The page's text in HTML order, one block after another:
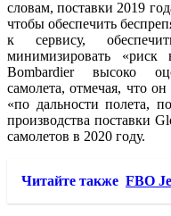
словам, поставки 2019
чтобы обеспечить
к сервису,
минимизировать «риск
Bombardier высоко
самолета, отмечая, что
«по дальности полета,
производства поставки
самолетов в 2020 году.
Читайте также FBO